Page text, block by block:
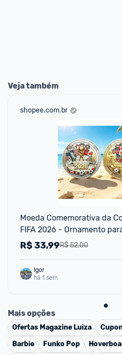
Veja também
shopee.com.br
Moeda Comemorativa da
FIFA 2026 - Ornamento
Tabuleiro
R$ 52,00
R$33,99
Igor
há 1 sem
Mais opções
Ofertas Magazine Luiza
Barbie
Funko Pop